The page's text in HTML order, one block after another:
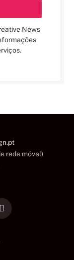
News
rede móvel)
TikTok